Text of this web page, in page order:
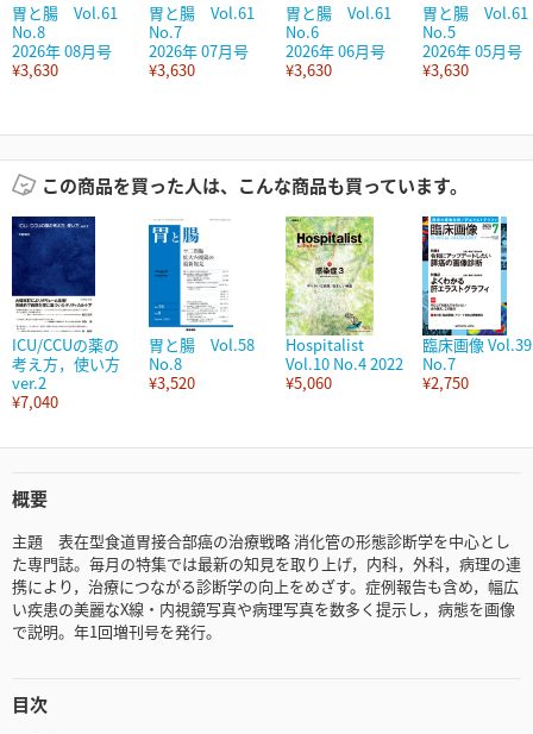
胃と腸 Vol.61
No.8
2026年 08月号
¥3,630
胃と腸 Vol.61
No.7
2026年 07月号
¥3,630
胃と腸 Vol.61
No.6
2026年 06月号
¥3,630
胃と腸 Vol.61
No.5
2026年 05月号
¥3,630
この商品を買った人は、こんな商品も買っています。
ICU/CCUの薬の
考え方，使い方
ver.2
¥7,040
胃と腸 Vol.58
No.8
¥3,520
Hospitalist
Vol.10 No.4 2022
¥5,060
臨床画像 Vol.39
No.7
¥2,750
概要
主題 表在型食道胃接合部癌の治療戦略 消化管の形態診断学を中心とし
た専門誌。毎月の特集では最新の知見を取り上げ，内科，外科，病理の連
携により，治療につながる診断学の向上をめざす。症例報告も含め，幅広
い疾患の美麗なX線・内視鏡写真や病理写真を数多く提示し，病態を画像
で説明。年1回増刊号を発行。
目次